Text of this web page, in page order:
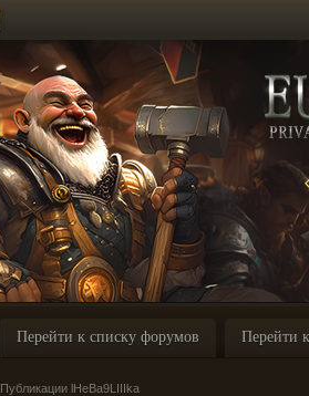
Перейти к списку форумов Перейти
Публикации lHeBa9LIIIka